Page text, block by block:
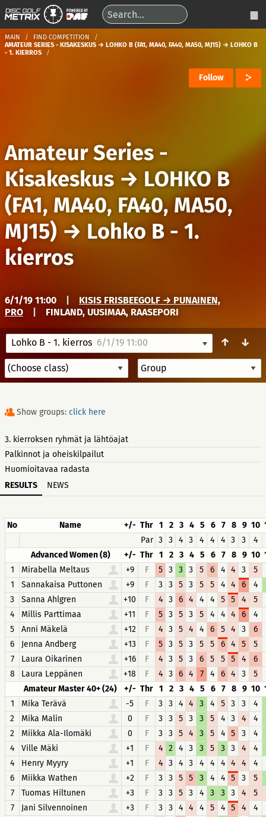
MAIN
FIND COMPETITION
AMATEUR SERIES - KISAKESKUS → LOHKO B (FA1, MA40, FA40, MA50, MJ15) → LOHKO B
- 1. KIERROS
Follow
Amateur Series -
Kisakeskus → LOHKO B
(FA1, MA40, FA40, MA50,
MJ15) → Lohko B - 1.
kierros
6/1/19 11:00
KISIS FRISBEEGOLF → PUNAINEN,
PRO
FINLAND, UUSIMAA, RAASEPORI
Lohko B - 1. kierros 6/1/19 11:00 ↑ ↓
Show groups: click here
3. kierroksen ryhmät ja lähtöajat
Palkinnot ja oheiskilpailut
Huomioitavaa radasta
RESULTS
NEWS
No Name +/- Thr 1 2 3 4 5 6 7 8 9 10
Par 3 3 4 3 4 4 4 3 3
4
Advanced Women (8)
+/- Thr 1 2 3 4 5 6 7 8 9 10
1
Mirabella Meltaus +9 F 5 3 3 3 5 6 4 4 3
5
1
Sannakaisa Puttonen +9 F 3 3 5 3 5 5 4 4 6
4
3
Sanna Ahlgren +10 F 4 3 6 4 4 4 5 5 4
5
4
Millis Parttimaa +11 F 5 3 5 3 5 4 4 4 6
4
5
Anni Mäkelä +12 F 4 3 5 4 4 6 5 4 3
6
6
Jenna Andberg +13 F 5 3 5 3 5 5 6 4 5
5
7
Laura Oikarinen +16 F 4 3 5 3 6 5 5 5 4
6
8
Laura Leppänen +18 F 4 3 6 4 7 4 6 4 3
5
Amateur Master 40+ (24)
+/- Thr 1 2 3 4 5 6 7 8 9 10
1
Mika Terävä -5 F 3 3 4 4 3 4 5 3 3
4
2
Mika Malin 0 F 3 3 5 3 3 5 4 3 4
4
2
Miikka Ala-Ilomäki 0 F 3 3 5 4 3 5 4 5 3
4
4
Ville Mäki +1 F 4 2 4 3 3 5 3 3 4
4
4
Henry Myyry +1 F 4 3 4 3 4 4 4 4 4
4
6
Miikka Wathen +2 F 3 3 5 5 3 4 4 5 3
5
7
Tuomas Hiltunen +3 F 3 3 5 3 4 3 3 3 4
5
7
Jani Silvennoinen +3 F 3 3 4 4 4 5 4 5 4
4